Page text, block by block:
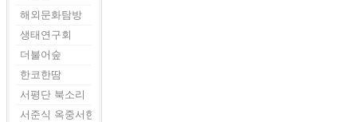
해외문화탐방
생태연구회
더불어숲
한코한땀
서평단 북소리
서준식 옥중서한